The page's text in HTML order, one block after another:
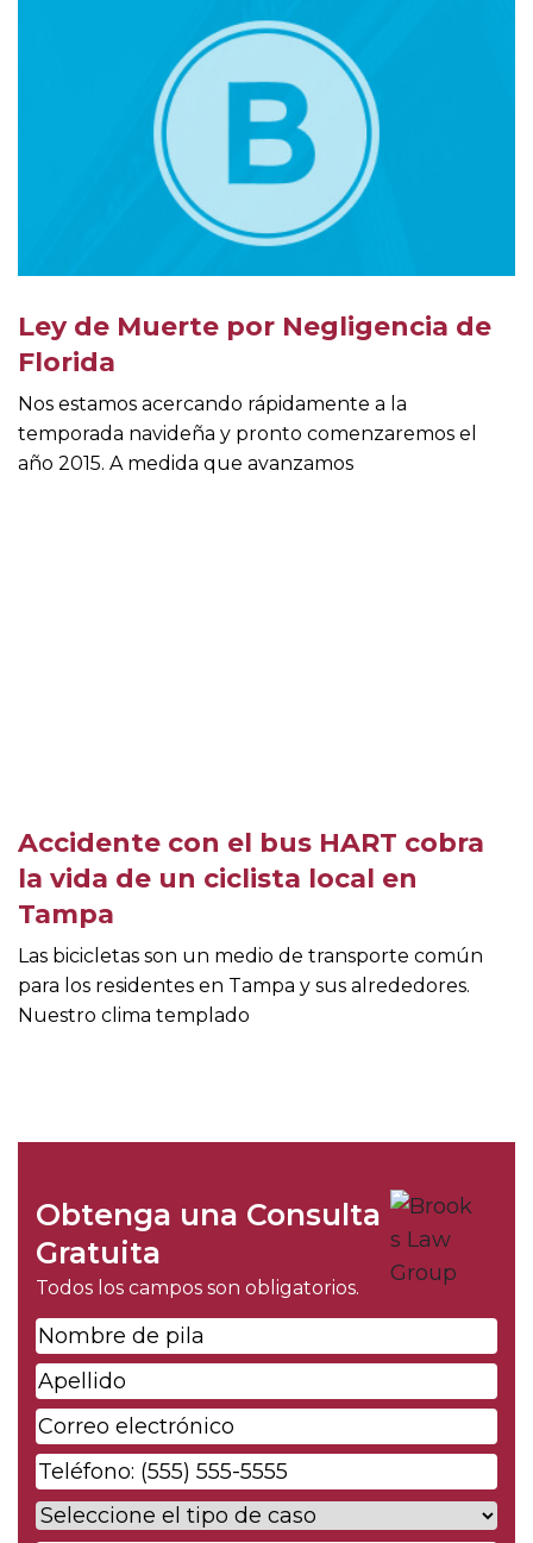
Ley de Muerte por Negligencia de
Florida
Nos estamos acercando rápidamente a la
temporada navideña y pronto comenzaremos el
año 2015. A medida que avanzamos
Accidente con el bus HART cobra
la vida de un ciclista local en
Tampa
Las bicicletas son un medio de transporte común
para los residentes en Tampa y sus alrededores.
Nuestro clima templado
Obtenga una Consulta
Gratuita
Todos los campos son obligatorios.
Nombre
de
pila*
Apellido*
Correo
electrónico*
Phone*
Case
Type*